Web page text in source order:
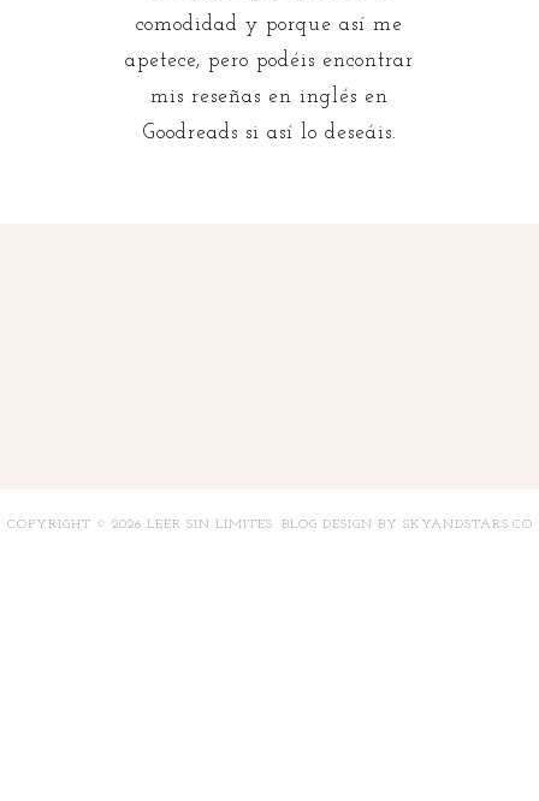
comodidad y porque así me
apetece, pero podéis encontrar
mis reseñas en inglés en
Goodreads si así lo deseáis.
COPYRIGHT © 2026 LEER SIN LÍMITES. BLOG DESIGN BY SKYANDSTARS.CO